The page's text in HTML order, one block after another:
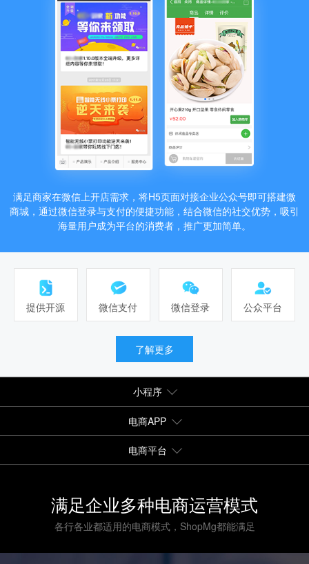
满足商家在微信上开店需求，将H5页面对接企业公众号即可搭建微
商城，通过微信登录与支付的便捷功能，结合微信的社交优势，吸引
海量用户成为平台的消费者，推广更加简单。
提供开源 微信支付 微信登录 公众平台
了解更多
小程序
电商APP
电商平台
满足企业多种电商运营模式
各行各业都适用的电商模式，ShopMg都能满足